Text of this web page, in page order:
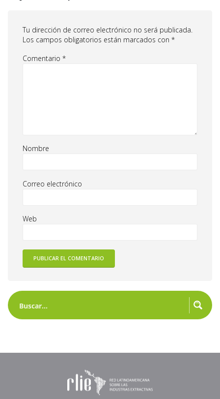
Tu dirección de correo electrónico no será publicada.
Los campos obligatorios están marcados con *
Comentario *
Nombre
Correo electrónico
Web